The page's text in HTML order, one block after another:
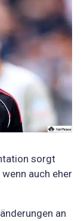
sorgt
auch eher
an